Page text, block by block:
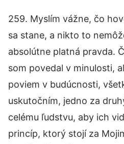
259. Myslím vážne, čo
sa stane, a nikto to
absolútne platná pravda.
som povedal v minulosti,
poviem v budúcnosti,
uskutočním, jedno za
celému ľudstvu, aby ich
princíp, ktorý stojí za